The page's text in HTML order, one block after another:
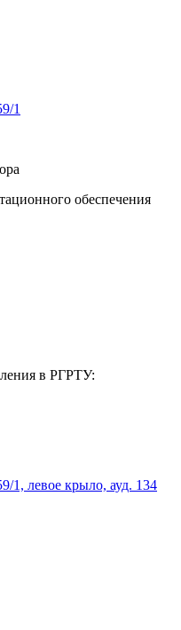
1
обеспечения
в РГРТУ:
1, левое крыло, ауд. 134